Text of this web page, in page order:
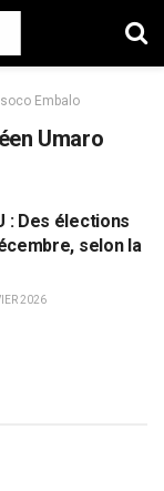
Embalo
Umaro
: Des élections
selon la
2026